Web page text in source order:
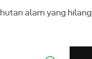
hutan alam yang hilang